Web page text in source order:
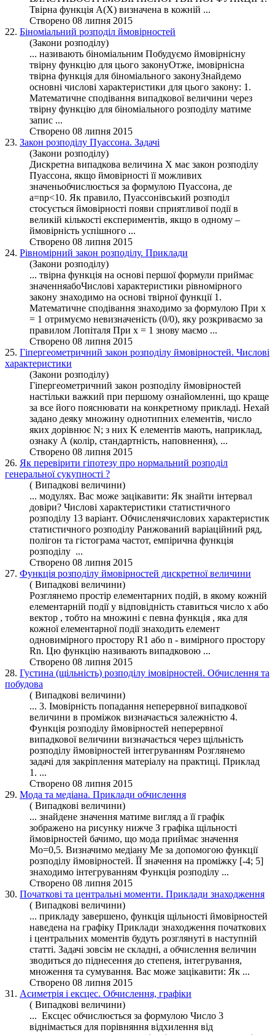
Твірна функція А(Х) визначена в кожній ...
Створено 08 липня 2015
22. Біноміальний розподіл ймовірностей
(Закони розподілу)
... називають біноміальним Побудуємо ймовірнісну
твірну функцію для цього законуОтже, імовірнісна
твірна функція для біноміального законуЗнайдемо
основні числові характеристики для цього закону: 1.
Математичне сподівання випадкової величини через
твірну функцію для біноміального розподілу матиме
запис ...
Створено 08 липня 2015
23. Закон розподілу Пуассона. Задачі
(Закони розподілу)
Дискретна випадкова величина Х має закон розподілу
Пуассона, якщо ймовірності її можливих
значеньобчислюється за формулою Пуассона, де
a=np<10. Як правило, Пуассонівський розподіл
стосується ймовірності появи сприятливої події в
великій кількості експериментів, якщо в одному –
ймовірність успішного ...
Створено 08 липня 2015
24. Рівномірний закон розподілу. Приклади
(Закони розподілу)
... твірна функція на основі першої формули приймає
значенняабоЧислові характеристики рівномірного
закону знаходимо на основі твірної функції 1.
Математичне сподівання знаходимо за формулою При х
= 1 отримуємо невизначеність (0/0), яку розкриваємо за
правилом Лопіталя При х = 1 знову маємо ...
Створено 08 липня 2015
25. Гіпергеометричний закон розподілу ймовірностей. Числові
характеристики
(Закони розподілу)
Гіпергеометричний закон розподілу ймовірностей
настільки важкий при першому ознайомленні, що краще
за все його пояснювати на конкретному прикладі. Нехай
задано деяку множину однотипних елементів, число
яких дорівнює N; з них K елементів мають, наприклад,
ознаку А (колір, стандартність, наповнення), ...
Створено 08 липня 2015
26. Як перевірити гіпотезу про нормальний розподіл
генеральної сукупності ?
( Випадкові величини)
... модулях. Вас може зацікавити: Як знайти інтервал
довіри? Числові характеристики статистичного
розподілу 13 варіант. Обчисленячислових характеристик
статистичного розподілу Ранжований варіаційний ряд,
полігон та гістограма частот, емпірична функція
розподілу ...
Створено 08 липня 2015
27. Функція розподілу ймовірностей дискретної величини
( Випадкові величини)
Розглянемо простір елементарних подій, в якому кожній
елементарній події у відповідність ставиться число x або
вектор , тобто на множині є певна функція , яка для
кожної елементарної події знаходить елемент
одновимірного простору R1 або n - вимірного простору
Rn. Цю функцію називають випадковою ...
Створено 08 липня 2015
28. Густина (щільність) розподілу імовірностей. Обчислення та
побудова
( Випадкові величини)
... 3. Імовірність попадання неперервної випадкової
величини в проміжок визначається залежністю 4.
Функція розподілу ймовірностей неперервної
випадкової величини визначається через щільність
розподілу ймовірностей інтегруванням Розглянемо
задачі для закріплення матеріалу на практиці. Приклад
1. ...
Створено 08 липня 2015
29. Мода та медіана. Приклади обчислення
( Випадкові величини)
... знайдене значення матиме вигляд а її графік
зображено на рисунку нижче З графіка щільності
ймовірностей бачимо, що мода приймає значення
Mo=0,5. Визначимо медіану Me за допомогою функції
розподілу ймовірностей. ЇЇ значення на проміжку [-4; 5]
знаходимо інтегруванням Функція розподілу ...
Створено 08 липня 2015
30. Початкові та центральні моменти. Приклади знаходження
( Випадкові величини)
... прикладу завершено, функція щільності ймовірностей
наведена на графіку Приклади знаходження початкових
і центральних моментів будуть розглянуті в наступній
статті. Задачі зовсім не складні, а обчислення величин
зводиться до піднесення до степеня, інтегрування,
множення та сумування. Вас може зацікавити: Як ...
Створено 08 липня 2015
31. Асиметрія і ексцес. Обчислення, графіки
( Випадкові величини)
... Ексцес обчислюється за формулою Число 3
віднімається для порівняння відхилення від